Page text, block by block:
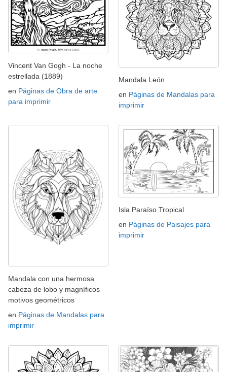
Vincent Van Gogh - La noche
estrellada (1889)
en Páginas de Obra de arte
para imprimir
Mandala León
en Páginas de Mandalas para
imprimir
Mandala con una hermosa
cabeza de lobo y magníficos
motivos geométricos
en Páginas de Mandalas para
imprimir
Isla Paraíso Tropical
en Páginas de Paisajes para
imprimir